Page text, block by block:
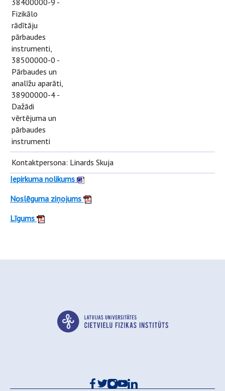
38400000-9 -
Fizikālo
rādītāju
pārbaudes
instrumenti,
38500000-0 -
Pārbaudes un
analīžu aparāti,
38900000-4 -
Dažādi
vērtējuma un
pārbaudes
instrumenti
Kontaktpersona: Linards Skuja
Iepirkuma nolikums
Noslēguma ziņojums
Līgums